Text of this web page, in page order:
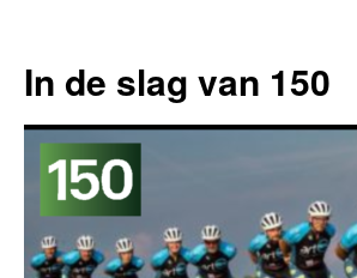
In de slag van 150